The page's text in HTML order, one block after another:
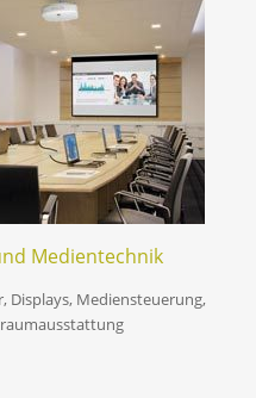
Medientechnik
Displays, Mediensteuerung,